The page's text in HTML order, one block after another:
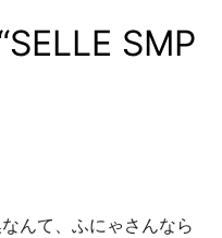
SELLE SMP
んて、ふにゃさんなら